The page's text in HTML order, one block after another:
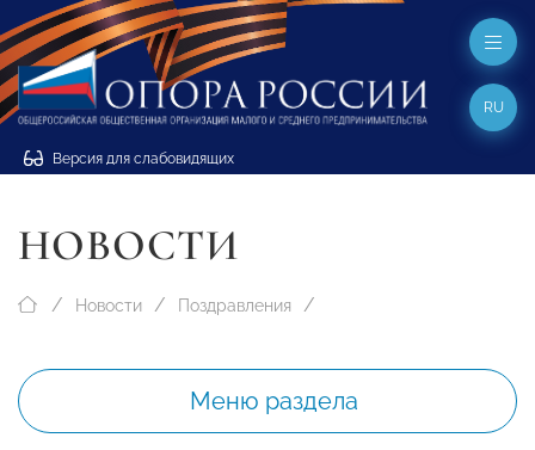
Версия для слабовидящих
RU
НОВОСТИ
Новости Поздравления
Меню раздела